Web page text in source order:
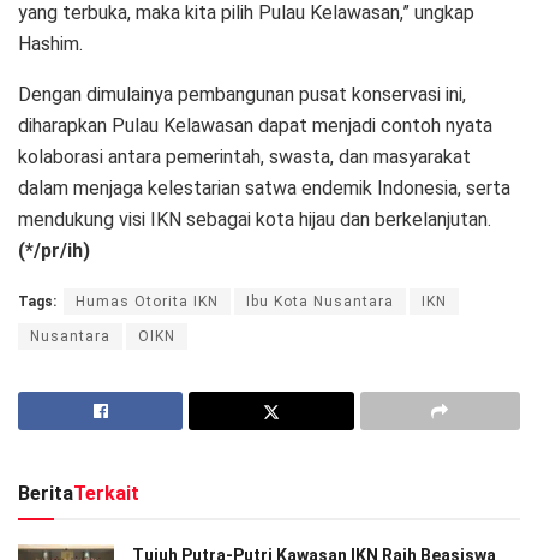
yang terbuka, maka kita pilih Pulau Kelawasan,” ungkap
Hashim.
Dengan dimulainya pembangunan pusat konservasi ini,
diharapkan Pulau Kelawasan dapat menjadi contoh nyata
kolaborasi antara pemerintah, swasta, dan masyarakat
dalam menjaga kelestarian satwa endemik Indonesia, serta
mendukung visi IKN sebagai kota hijau dan berkelanjutan.
(*/pr/ih)
Tags: Humas Otorita IKN Ibu Kota Nusantara IKN
Nusantara OIKN
BeritaTerkait
Tujuh Putra-Putri Kawasan IKN Raih Beasiswa